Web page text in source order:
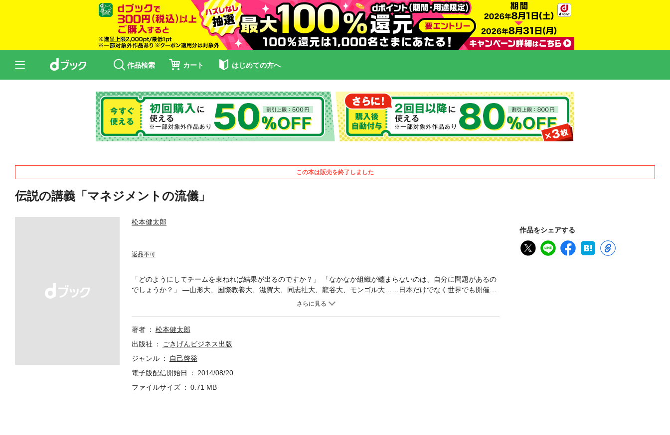
作品検索 カート はじめての方へ
この本は販売を終了しました
伝説の講義「マネジメントの流儀」
松本健太郎
返品不可
作品をシェアする
「どのようにしてチームを束ねれば結果が出るのですか？」 「なかなか組織が纏まらないのは、自分に問題があるの
でしょうか？」 —山形大、国際教養大、滋賀大、同志社大、龍谷大、モンゴル大……日本だけでなく世界でも開催さ
れた「伝説の講義」。「大学では学べないけど、社会では直ぐに求められる知識と実学」をテーマに開催された講演
著者
松本健太郎
出版社
ごきげんビジネス出版
ジャンル
自己啓発
電子版配信開始日
2014/08/20
ファイルサイズ
0.71 MB